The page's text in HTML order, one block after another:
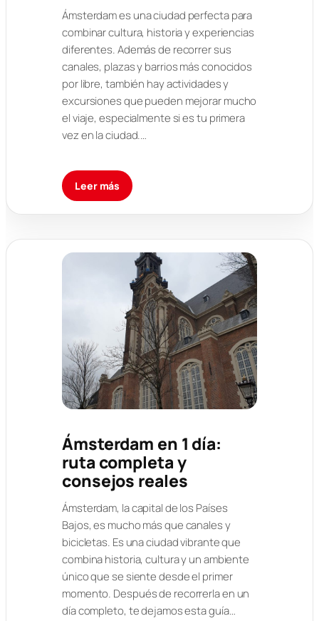
Ámsterdam es una ciudad perfecta para
combinar cultura, historia y experiencias
diferentes. Además de recorrer sus
canales, plazas y barrios más conocidos
por libre, también hay actividades y
excursiones que pueden mejorar mucho
el viaje, especialmente si es tu primera
vez en la ciudad.…
Leer más
Ámsterdam en 1 día:
ruta completa y
consejos reales
Ámsterdam, la capital de los Países
Bajos, es mucho más que canales y
bicicletas. Es una ciudad vibrante que
combina historia, cultura y un ambiente
único que se siente desde el primer
momento. Después de recorrerla en un
día completo, te dejamos esta guía…